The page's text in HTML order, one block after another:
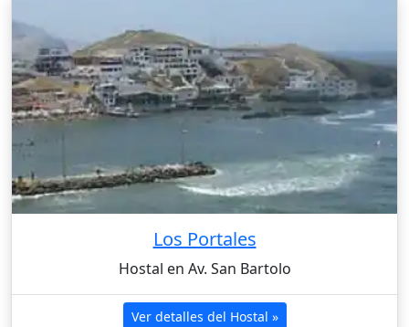
Los Portales
Hostal en Av. San Bartolo
Ver detalles del Hostal »